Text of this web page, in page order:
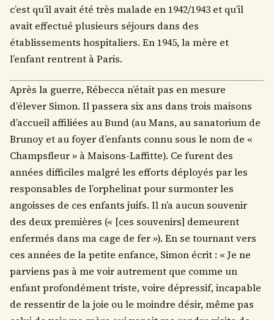
c’est qu’il avait été très malade en 1942/1943 et qu’il
avait effectué plusieurs séjours dans des
établissements hospitaliers. En 1945, la mère et
l’enfant rentrent à Paris.
Après la guerre, Rébecca n’était pas en mesure
d’élever Simon. Il passera six ans dans trois maisons
d’accueil affiliées au Bund (au Mans, au sanatorium de
Brunoy et au foyer d’enfants connu sous le nom de «
Champsfleur » à Maisons-Laffitte). Ce furent des
années difficiles malgré les efforts déployés par les
responsables de l’orphelinat pour surmonter les
angoisses de ces enfants juifs. Il n’a aucun souvenir
des deux premières (« [ces souvenirs] demeurent
enfermés dans ma cage de fer »). En se tournant vers
ces années de la petite enfance, Simon écrit : « Je ne
parviens pas à me voir autrement que comme un
enfant profondément triste, voire dépressif, incapable
de ressentir de la joie ou le moindre désir, même pas